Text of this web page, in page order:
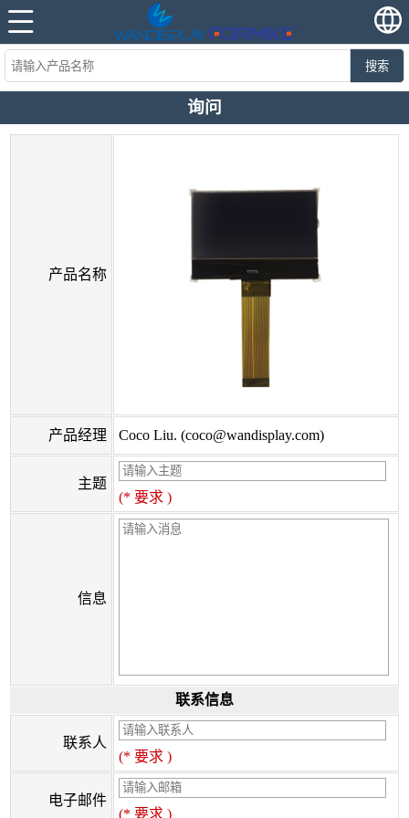
搜索
询问
产品名称
产品经理 Coco Liu. (coco@wandisplay.com)
主题
(* 要求 )
信息
联系信息
联系人
(* 要求 )
电子邮件
(* 要求 )